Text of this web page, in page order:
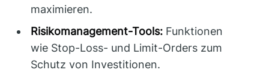
maximieren.
Risikomanagement-Tools: Funktionen
wie Stop-Loss- und Limit-Orders zum
Schutz von Investitionen.